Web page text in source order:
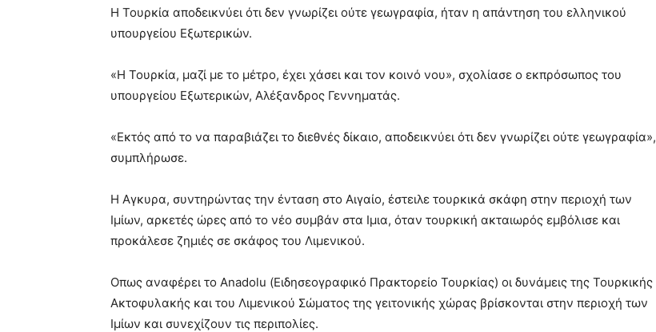
Η Τουρκία αποδεικνύει ότι δεν γνωρίζει ούτε γεωγραφία, ήταν η απάντηση του ελληνικού
υπουργείου Εξωτερικών.
«Η Τουρκία, μαζί με το μέτρο, έχει χάσει και τον κοινό νου», σχολίασε ο εκπρόσωπος του
υπουργείου Εξωτερικών, Αλέξανδρος Γεννηματάς.
«Εκτός από το να παραβιάζει το διεθνές δίκαιο, αποδεικνύει ότι δεν γνωρίζει ούτε γεωγραφία»,
συμπλήρωσε.
Η Αγκυρα, συντηρώντας την ένταση στο Αιγαίο, έστειλε τουρκικά σκάφη στην περιοχή των
Ιμίων, αρκετές ώρες από το νέο συμβάν στα Ιμια, όταν τουρκική ακταιωρός εμβόλισε και
προκάλεσε ζημιές σε σκάφος του Λιμενικού.
Οπως αναφέρει το Anadolu (Ειδησεογραφικό Πρακτορείο Τουρκίας) οι δυνάμεις της Τουρκικής
Ακτοφυλακής και του Λιμενικού Σώματος της γειτονικής χώρας βρίσκονται στην περιοχή των
Ιμίων και συνεχίζουν τις περιπολίες.